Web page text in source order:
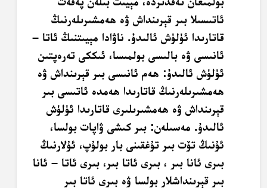
ئاتىسىلا بىر قېرىنداش ۋە ھەمشىرىلەرنىڭ
قاتارىدا ئۈلۈش ئالىدۇ. ناۋادا مېيىتنىڭ ئاتا –
ئانىسى ۋە بالىسى بولمىسا، ئىككى تەرەپتىن
ئۈلۈش ئالىدۇ: ھەم ئانىسى بىر قېرىنداش ۋە
ھەمشىرىلەرنىڭ قاتارىدا ھەمدە ئاتىسى بىر
قېرىنداش ۋە ھەمشىرىلىرى قاتارىدا ئۈلۈش
ئالىدۇ. مەسىلەن: بىر كىشى ۋاپات بولسا،
ئۇنىڭ تۆت بىر تۇغقىنى بار بولۇپ، ئۇلارنىڭ
بىرى ئانا بىر ، بىرى ئاتا بىر، بىرى ئاتا – ئانا
بىر قېرىنداشلار بولسا ۋە بىرى ئاتا بىر